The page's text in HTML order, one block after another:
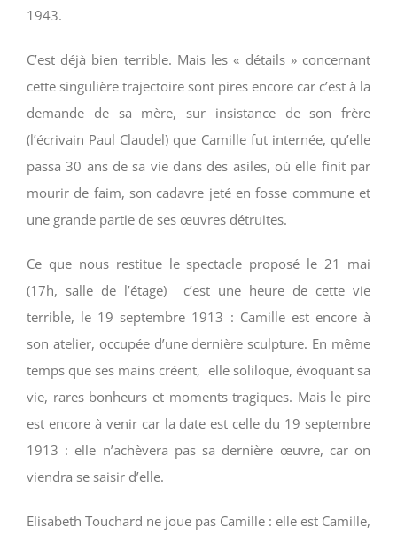
1943.
C’est déjà bien terrible. Mais les « détails » concernant
cette singulière trajectoire sont pires encore car c’est à la
demande de sa mère, sur insistance de son frère
(l’écrivain Paul Claudel) que Camille fut internée, qu’elle
passa 30 ans de sa vie dans des asiles, où elle finit par
mourir de faim, son cadavre jeté en fosse commune et
une grande partie de ses œuvres détruites.
Ce que nous restitue le spectacle proposé le 21 mai
(17h, salle de l’étage) c’est une heure de cette vie
terrible, le 19 septembre 1913 : Camille est encore à
son atelier, occupée d’une dernière sculpture. En même
temps que ses mains créent, elle soliloque, évoquant sa
vie, rares bonheurs et moments tragiques. Mais le pire
est encore à venir car la date est celle du 19 septembre
1913 : elle n’achèvera pas sa dernière œuvre, car on
viendra se saisir d’elle.
Elisabeth Touchard ne joue pas Camille : elle est Camille,